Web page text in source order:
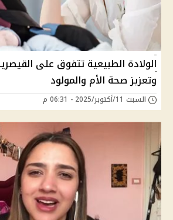
الولادة الطبيعية تتفوق على
وتعزيز صحة الأم والمولود
السبت 11/أكتوبر/2025 - 06:31 م